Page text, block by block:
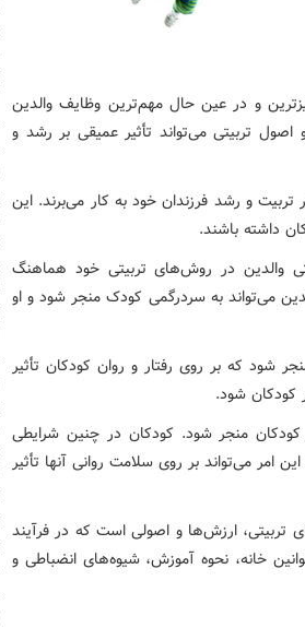
و در عین حال مهم‌ترین وظایف والدین
تربیتی می‌تواند تأثیر عمیقی بر رشد و
و رشد فرزندان خود به کار می‌برند. این
داشته باشند.
والدین در روش‌های تربیتی خود هماهنگ
می‌تواند به سردرگمی کودک منجر شود و او
شود که بر روی رفتار و روان کودکان تأثیر
کودکان شود.
منجر شود. کودکان در چنین شرایطی
می‌تواند بر روی سلامت روانی آنها تأثیر
تربیتی، ارزش‌ها و اصولی است که در فرآیند
خانه، نحوه آموزش، شیوه‌های انضباطی و